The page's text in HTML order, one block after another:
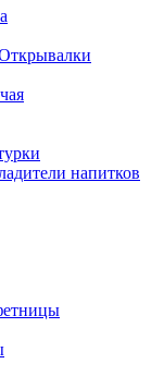
напитков